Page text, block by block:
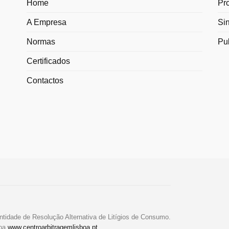
Home
A Empresa
Normas
Certificados
Contactos
de Resolução Alternativa de Litígios de Consumo.
www.centroarbitragemlisboa.pt